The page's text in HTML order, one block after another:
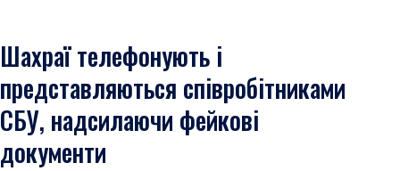
Шахраї телефонують і
представляються співробітниками
СБУ, надсилаючи фейкові
документи